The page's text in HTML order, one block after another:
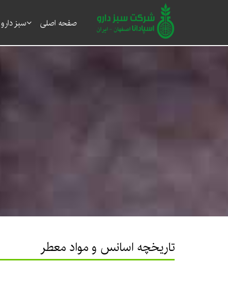
صفحه اصلی سبز دارو
تاریخچه اسانس و مواد معطر